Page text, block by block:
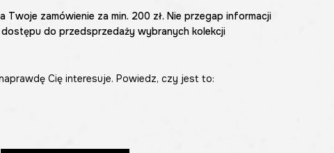
zamówienie za min. 200 zł. Nie przegap informacji
do przedsprzedaży wybranych kolekcji
Cię interesuje. Powiedz, czy jest to: